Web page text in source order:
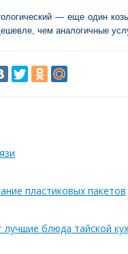
— еще один
чем аналогичные
пластиковых пакетов
блюда тайской